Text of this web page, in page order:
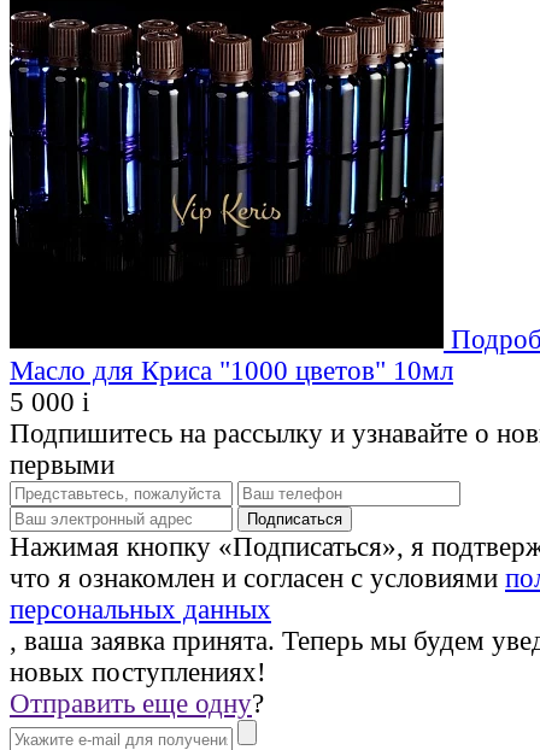
Масло для Криса "1000 цветов" 10мл
5 000 i
Подпишитесь на рассылку и узнавайте о
первыми
Нажимая кнопку «Подписаться», я
что я ознакомлен и согласен с условиями
персональных данных
, ваша заявка принята. Теперь мы будем
новых поступлениях!
Отправить еще одну?